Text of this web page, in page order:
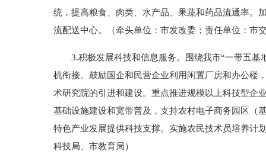
统，提高粮食、肉类、水产品、果蔬和药品流通率。
流配送中心。（牵头单位：市发改委；责任单位：市
3.积极发展科技和信息服务。围绕我市“一带五基
机衔接。鼓励国企和民营企业利用闲置厂房和办公楼
术研究院的引进和建设。重点推进规模以上科技型企
基础设施建设和宽带普及，支持农村电子商务园区（
特色产业发展提供科技支撑。实施农民技术员培养计
科技局、市教育局）